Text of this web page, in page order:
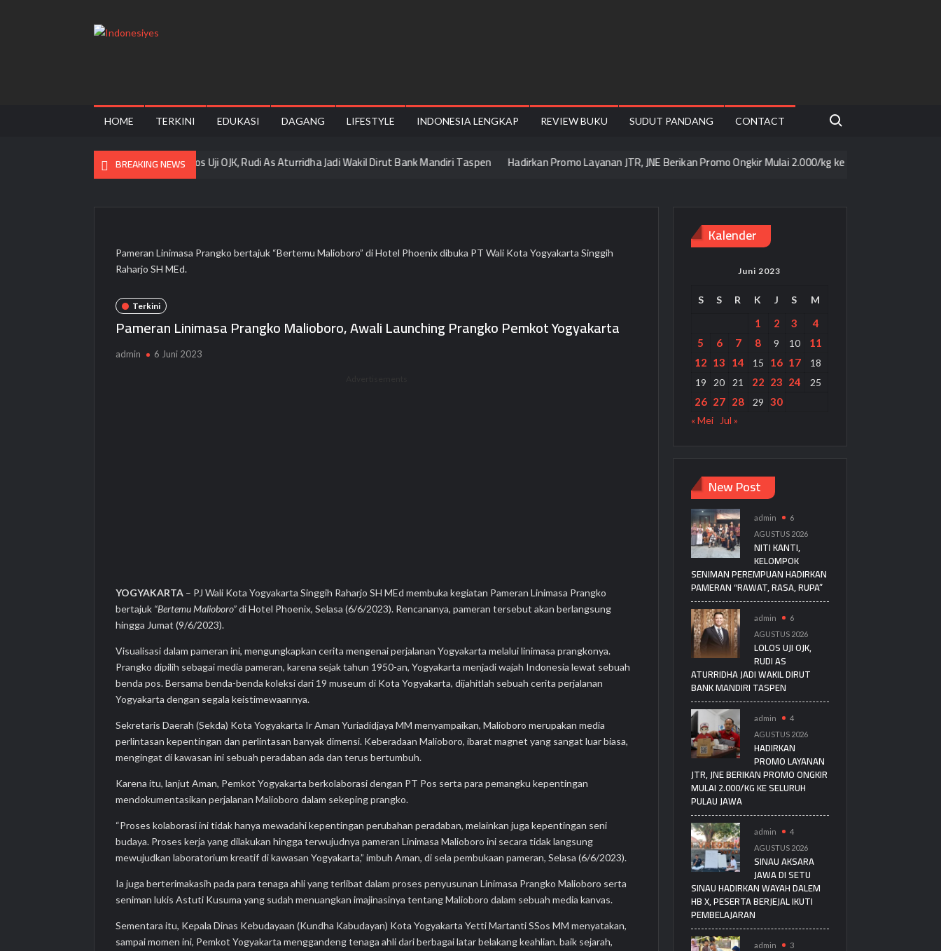
HOME TERKINI EDUKASI DAGANG LIFESTYLE INDONESIA LENGKAP REVIEW BUKU SUDUT PANDANG CONTACT
Search for:
BREAKING NEWS
“Rawat, Rasa, Rupa” Lolos Uji OJK, Rudi As Aturridha Jadi Wakil Dirut Bank Mandiri Taspen Hadirkan Promo Layanan JTR, JNE Berikan Promo Ongkir Mulai 2.000/kg ke seluruh Pulau Jawa
Pameran Linimasa Prangko bertajuk “Bertemu Malioboro” di Hotel Phoenix dibuka PT Wali Kota Yogyakarta Singgih
Raharjo SH MEd.
Terkini
Pameran Linimasa Prangko Malioboro, Awali Launching Prangko Pemkot Yogyakarta
admin 6 Juni 2023
YOGYAKARTA – PJ Wali Kota Yogyakarta Singgih Raharjo SH MEd membuka kegiatan Pameran Linimasa Prangko
bertajuk “Bertemu Malioboro”di Hotel Phoenix, Selasa (6/6/2023). Rencananya, pameran tersebut akan berlangsung
hingga Jumat (9/6/2023).
Visualisasi dalam pameran ini, mengungkapkan cerita mengenai perjalanan Yogyakarta melalui linimasa prangkonya.
Prangko dipilih sebagai media pameran, karena sejak tahun 1950-an, Yogyakarta menjadi wajah Indonesia lewat sebuah
benda pos. Bersama benda-benda koleksi dari 19 museum di Kota Yogyakarta, dijahitlah sebuah cerita perjalanan
Yogyakarta dengan segala keistimewaannya.
Sekretaris Daerah (Sekda) Kota Yogyakarta Ir Aman Yuriadidjaya MM menyampaikan, Malioboro merupakan media
perlintasan kepentingan dan perlintasan banyak dimensi. Keberadaan Malioboro, ibarat magnet yang sangat luar biasa,
mengingat di kawasan ini sebuah peradaban ada dan terus bertumbuh.
Karena itu, lanjut Aman, Pemkot Yogyakarta berkolaborasi dengan PT Pos serta para pemangku kepentingan
mendokumentasikan perjalanan Malioboro dalam sekeping prangko.
“Proses kolaborasi ini tidak hanya mewadahi kepentingan perubahan peradaban, melainkan juga kepentingan seni
budaya. Proses kerja yang dilakukan hingga terwujudnya pameran Linimasa Malioboro ini secara tidak langsung
mewujudkan laboratorium kreatif di kawasan Yogyakarta,” imbuh Aman, di sela pembukaan pameran, Selasa (6/6/2023).
Ia juga berterimakasih pada para tenaga ahli yang terlibat dalam proses penyusunan Linimasa Prangko Malioboro serta
seniman lukis Astuti Kusuma yang sudah menuangkan imajinasinya tentang Malioboro dalam sebuah media kanvas.
Sementara itu, Kepala Dinas Kebudayaan (Kundha Kabudayan) Kota Yogyakarta Yetti Martanti SSos MM menyatakan,
sampai momen ini, Pemkot Yogyakarta menggandeng tenaga ahli dari berbagai latar belakang keahlian. baik sejarah,
Kalender
Juni 2023
S S R K J S M
1 2 3
4
5
6 7 8 9 10
11
12 13 14 15 16 17
18
19
20 21 22 23 24 25
26 27 28 29 30
« Mei Jul »
New Post
admin
6
AGUSTUS 2026
NITI KANTI,
KELOMPOK
SENIMAN PEREMPUAN HADIRKAN
PAMERAN “RAWAT, RASA, RUPA”
admin
6
AGUSTUS 2026
LOLOS UJI OJK,
RUDI AS
ATURRIDHA JADI WAKIL DIRUT
BANK MANDIRI TASPEN
admin
4
AGUSTUS 2026
HADIRKAN
PROMO LAYANAN
JTR, JNE BERIKAN PROMO ONGKIR
MULAI 2.000/KG KE SELURUH
PULAU JAWA
admin
4
AGUSTUS 2026
SINAU AKSARA
JAWA DI SETU
SINAU HADIRKAN WAYAH DALEM
HB X, PESERTA BERJEJAL IKUTI
PEMBELAJARAN
admin
3